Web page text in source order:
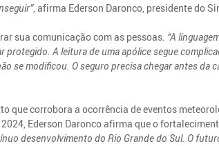
, afirma Ederson Daronco, presidente do
sua comunicação com as pessoas. “A
A leitura de uma apólice segue
se modificou. O seguro precisa chegar antes da
que corrobora a ocorrência de eventos
Ederson Daronco afirma que o
desenvolvimento do Rio Grande do Sul. O